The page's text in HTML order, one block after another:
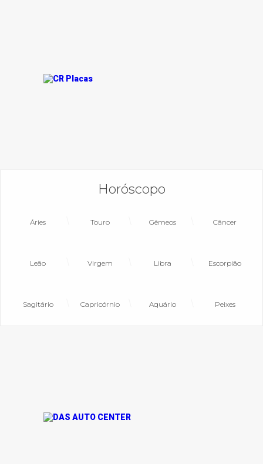
Horóscopo
Áries Touro Gêmeos Câncer
Leão Virgem Libra Escorpião
Sagitário Capricórnio Aquário Peixes